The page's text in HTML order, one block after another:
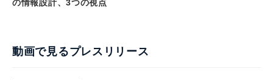
の情報設計、3つの視点
動画で見るプレスリリース